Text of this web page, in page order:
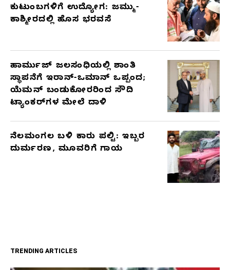
ಕುಟುಂಬಗಳಿಗೆ ಉದ್ಯೋಗ: ಜಮ್ಮು-
ಕಾಶ್ಮೀರದಲ್ಲಿ ಹೊಸ ಭರವಸೆ
ಹಾರ್ಮುಜ್ ಜಲಸಂಧಿಯಲ್ಲಿ ಶಾಂತಿ
ಸ್ಥಾಪನೆಗೆ ಇರಾನ್-ಒಮಾನ್ ಒಪ್ಪಂದ;
ಯೆಮನ್ ಬಂಡುಕೋರರಿಂದ ಸೌದಿ
ಟ್ಯಾಂಕರ್‌ಗಳ ಮೇಲೆ ದಾಳಿ
ನೆಲಮಂಗಲ ಬಳಿ ಕಾರು ಪಲ್ಟಿ: ಇಬ್ಬರ
ದುರ್ಮರಣ, ಮೂವರಿಗೆ ಗಾಯ
TRENDING ARTICLES